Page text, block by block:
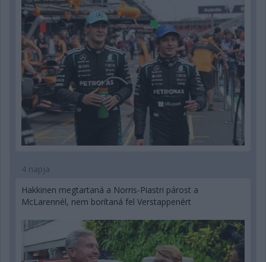
4 napja
Hakkinen megtartaná a Norris-Piastri párost a
McLarennél, nem borítaná fel Verstappenért